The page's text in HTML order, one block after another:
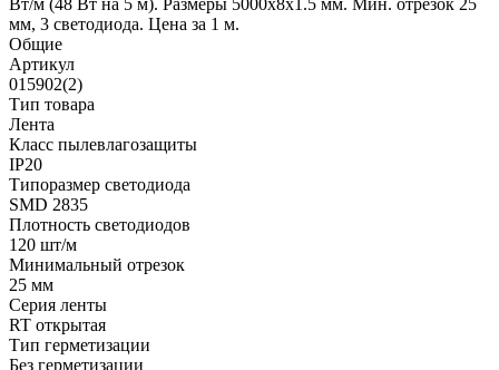
мм, 3 светодиода. Цена за 1 м.
Общие
Артикул
015902(2)
Тип товара
Лента
Класс пылевлагозащиты
IP20
Типоразмер светодиода
SMD 2835
Плотность светодиодов
120 шт/м
Минимальный отрезок
25 мм
Серия ленты
RT открытая
Тип герметизации
Без герметизации